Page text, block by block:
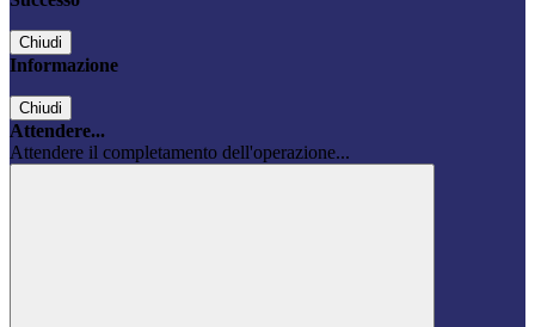
Chiudi
Informazione
Chiudi
Attendere...
Attendere il completamento dell'operazione...